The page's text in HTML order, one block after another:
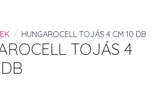
HUNGAROCELL TOJÁS 4 CM 10 DB
TOJÁS 4